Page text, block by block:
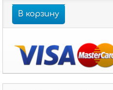
В корзину